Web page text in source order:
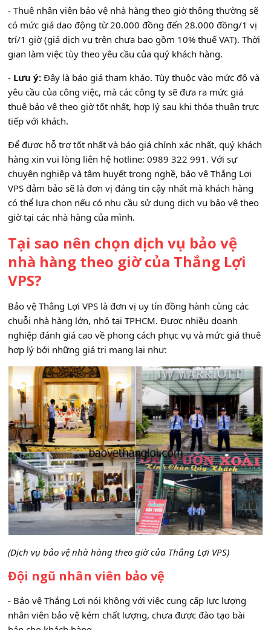
- Thuê nhân viên bảo vệ nhà hàng theo giờ thông thường sẽ
có mức giá dao động từ 20.000 đồng đến 28.000 đồng/1 vị
trí/1 giờ (giá dịch vụ trên chưa bao gồm 10% thuế VAT). Thời
gian làm việc tùy theo yêu cầu của quý khách hàng.
- Lưu ý: Đây là báo giá tham khảo. Tùy thuộc vào mức độ và
yêu cầu của công việc, mà các công ty sẽ đưa ra mức giá
thuê bảo vệ theo giờ tốt nhất, hợp lý sau khi thỏa thuận trực
tiếp với khách.
Để được hỗ trợ tốt nhất và báo giá chính xác nhất, quý khách
hàng xin vui lòng liên hệ hotline: 0989 322 991. Với sự
chuyên nghiệp và tâm huyết trong nghề, bảo vệ Thắng Lợi
VPS đảm bảo sẽ là đơn vị đáng tin cậy nhất mà khách hàng
có thể lựa chọn nếu có nhu cầu sử dụng dịch vụ bảo vệ theo
giờ tại các nhà hàng của mình.
Tại sao nên chọn dịch vụ bảo vệ
nhà hàng theo giờ của Thắng Lợi
VPS?
Bảo vệ Thắng Lợi VPS là đơn vị uy tín đồng hành cùng các
chuỗi nhà hàng lớn, nhỏ tại TPHCM. Được nhiều doanh
nghiệp đánh giá cao về phong cách phục vụ và mức giá thuê
hợp lý bởi những giá trị mang lại như:
(Dịch vụ bảo vệ nhà hàng theo giờ của Thắng Lợi VPS)
Đội ngũ nhân viên bảo vệ
- Bảo vệ Thắng Lợi nói không với việc cung cấp lực lượng
nhân viên bảo vệ kém chất lượng, chưa được đào tạo bài